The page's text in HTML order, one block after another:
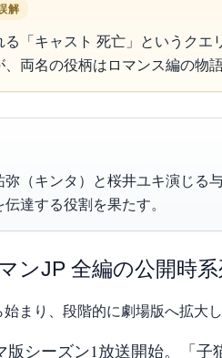
解
「キャスト 死亡」というク
両名の役柄はロマンス編の物
（キンタ）と桜井ユキ演じる
達する役割を果たす。
ンJP 全編の公開時
まり、段階的に劇場版へ拡大
版シーズン1放送開始。「